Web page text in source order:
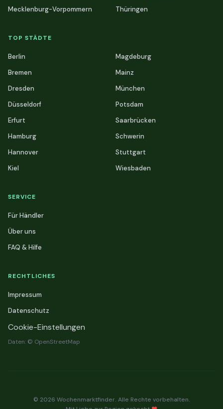
Mecklenburg-Vorpommern
Thüringen
TOP STÄDTE
Berlin
Bremen
Dresden
Düsseldorf
Erfurt
Hamburg
Hannover
Kiel
Magdeburg
Mainz
München
Potsdam
Saarbrücken
Schwerin
Stuttgart
Wiesbaden
SERVICE
Für Händler
Über uns
FAQ & Hilfe
RECHTLICHES
Impressum
Datenschutz
Cookie-Einstellungen
Daten: © OpenStreetMap
© 2026 Wochenmarktfinder. Alle Rechte vorbehalten.